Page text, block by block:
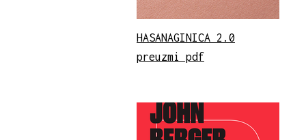
HASANAGINICA 2.0
preuzmi pdf